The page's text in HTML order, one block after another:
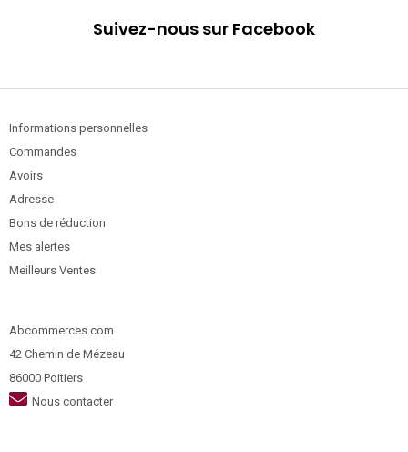
Suivez-nous sur Facebook
Informations personnelles
Commandes
Avoirs
Adresse
Bons de réduction
Mes alertes
Meilleurs Ventes
Abcommerces.com
42 Chemin de Mézeau
86000 Poitiers
Nous contacter